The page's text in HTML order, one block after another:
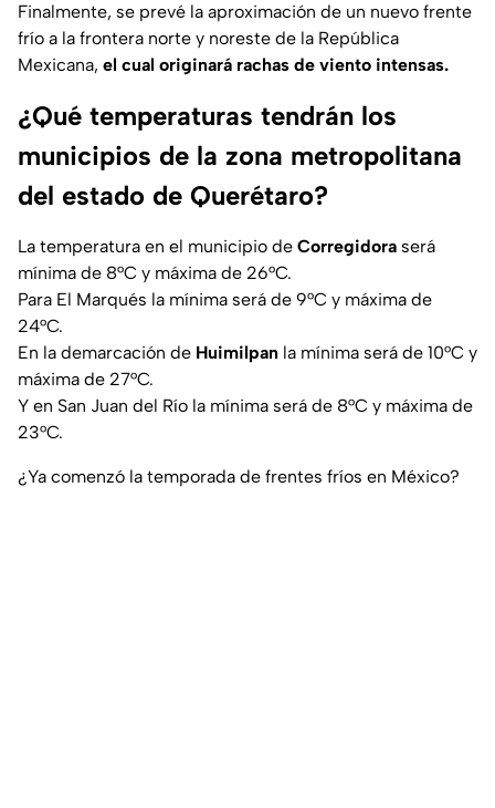
Finalmente, se prevé la aproximación de un nuevo frente
frío a la frontera norte y noreste de la República
Mexicana, el cual originará rachas de viento intensas.
¿Qué temperaturas tendrán los
municipios de la zona metropolitana
del estado de Querétaro?
La temperatura en el municipio de Corregidora será
mínima de 8°C y máxima de 26°C.
Para El Marqués la mínima será de 9°C y máxima de
24°C.
En la demarcación de Huimilpan la mínima será de 10°C y
máxima de 27°C.
Y en San Juan del Río la mínima será de 8°C y máxima de
23°C.
¿Ya comenzó la temporada de frentes fríos en México?